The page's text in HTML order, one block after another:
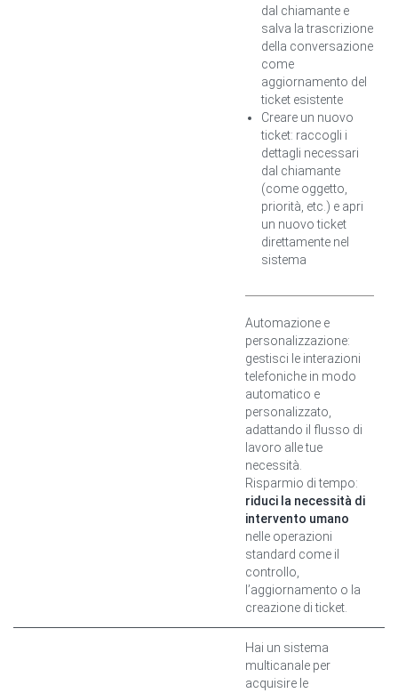
dal chiamante e
salva la trascrizione
della conversazione
come
aggiornamento del
ticket esistente
Creare un nuovo
ticket: raccogli i
dettagli necessari
dal chiamante
(come oggetto,
priorità, etc.) e apri
un nuovo ticket
direttamente nel
sistema
Automazione e
personalizzazione:
gestisci le interazioni
telefoniche in modo
automatico e
personalizzato,
adattando il flusso di
lavoro alle tue
necessità.
Risparmio di tempo:
riduci la necessità di
intervento umano
nelle operazioni
standard come il
controllo,
l’aggiornamento o la
creazione di ticket.
Hai un sistema
multicanale per
acquisire le